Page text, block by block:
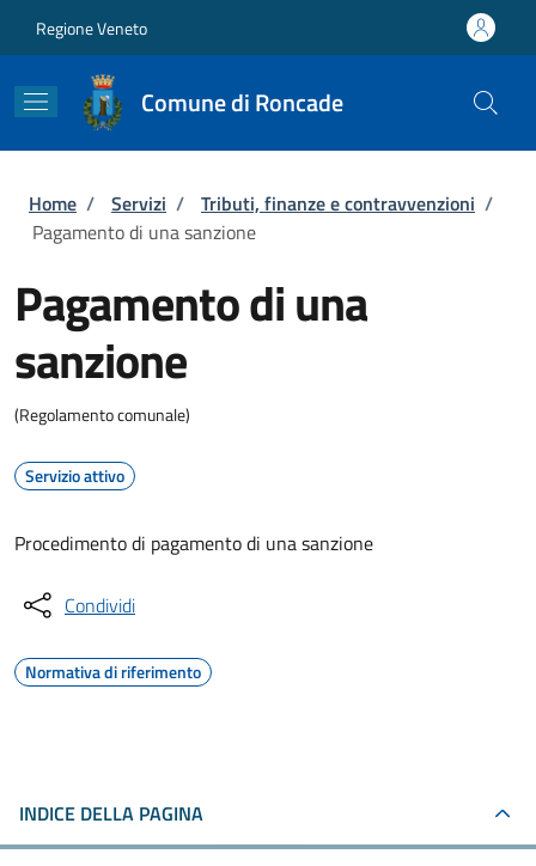
Regione Veneto
Comune di Roncade
Briciole di pane
Home / Servizi / Tributi, finanze e contravvenzioni /
Pagamento di una sanzione
Pagamento di una
sanzione
(Regolamento comunale)
Servizio attivo
Procedimento di pagamento di una sanzione
Condividi
Normativa di riferimento
INDICE DELLA PAGINA